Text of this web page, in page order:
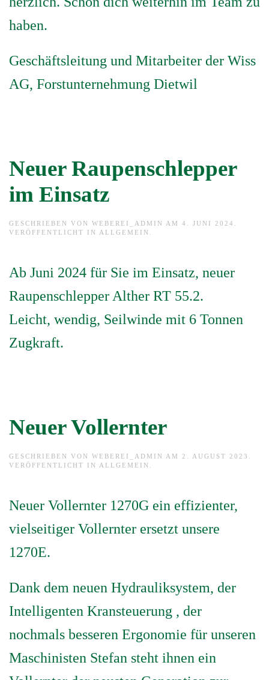
haben.
Geschäftsleitung und Mitarbeiter der Wiss
AG, Forstunternehmung Dietwil
Neuer Raupenschlepper
im Einsatz
GESCHRIEBEN VON WEBEREI_ADMIN AM 4. JUNI 2024
VERÖFFENTLICHT IN ALLGEMEIN
Ab Juni 2024 für Sie im Einsatz, neuer
Raupenschlepper Alther RT 55.2.
Leicht, wendig, Seilwinde mit 6 Tonnen
Zugkraft.
Neuer Vollernter
GESCHRIEBEN VON WEBEREI_ADMIN AM 2. AUGUST 2023
VERÖFFENTLICHT IN ALLGEMEIN
Neuer Vollernter 1270G ein effizienter,
vielseitiger Vollernter ersetzt unsere
1270E.
Dank dem neuen Hydrauliksystem, der
Intelligenten Kransteuerung , der
nochmals besseren Ergonomie für unseren
Maschinisten Stefan steht ihnen ein